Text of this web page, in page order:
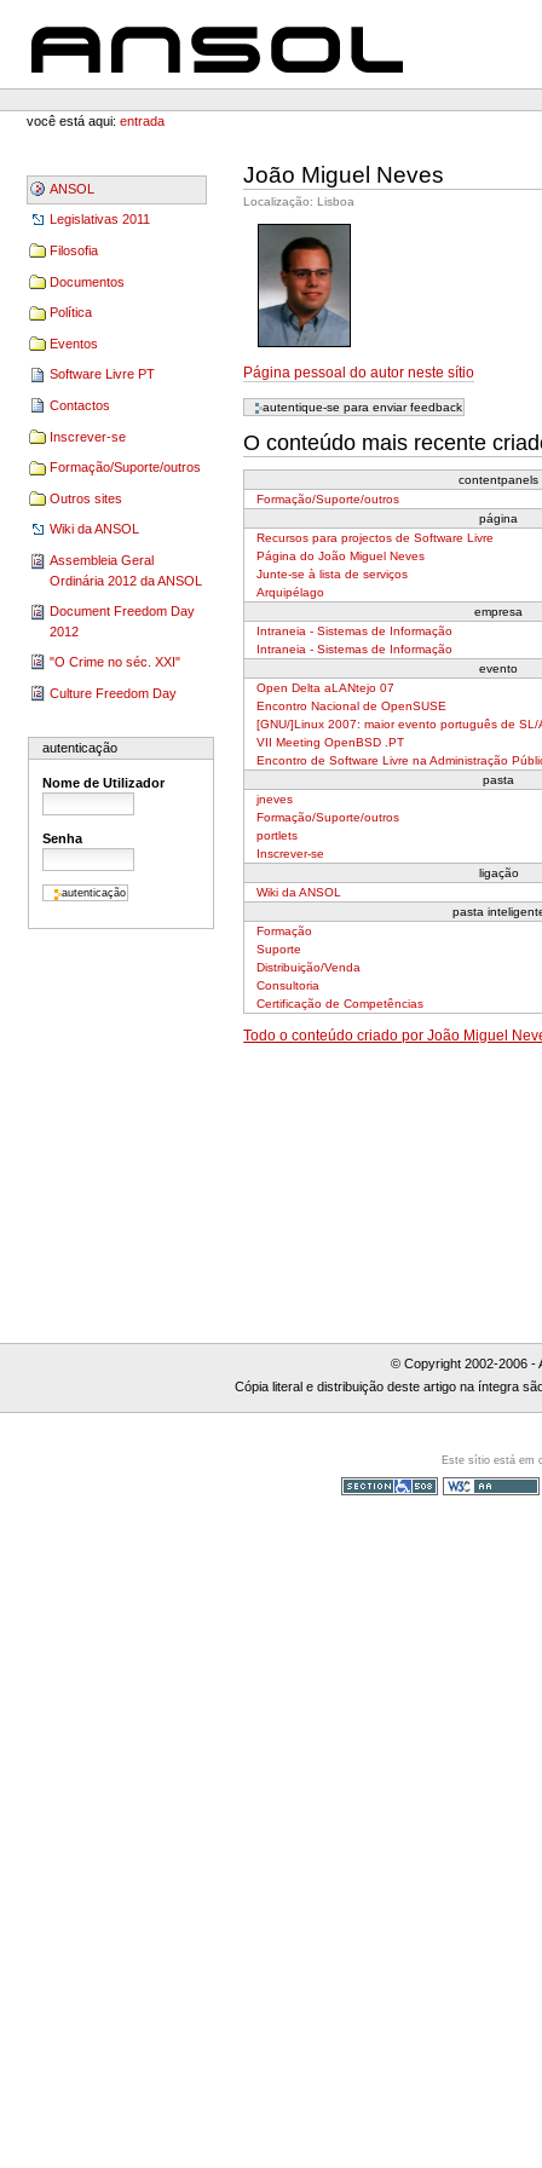
conteúdo.
navegação
ANSOL
Pessoais
você está aqui: entrada
ANSOL
Legislativas 2011
Filosofia
Documentos
Política
Eventos
Software Livre PT
Contactos
Inscrever-se
Formação/Suporte/outros
Outros sites
Wiki da ANSOL
Assembleia Geral
Ordinária 2012 da ANSOL
Document Freedom Day
2012
"O Crime no séc. XXI"
Culture Freedom Day
autenticação
Nome de Utilizador
Senha
João Miguel Neves
Localização: Lisboa
Página pessoal do autor neste sítio
O conteúdo mais recente
contentpanels
Formação/Suporte/outros
página
Recursos para projectos de Software Livre
Página do João Miguel Neves
Junte-se à lista de serviços
Arquipélago
empresa
Intraneia - Sistemas de Informação
Intraneia - Sistemas de Informação
evento
Open Delta aLANtejo 07
Encontro Nacional de OpenSUSE
[GNU/]Linux 2007: maior evento português de SL/
VII Meeting OpenBSD .PT
Encontro de Software Livre na Administração
pasta
jneves
Formação/Suporte/outros
portlets
Inscrever-se
ligação
Wiki da ANSOL
pasta
Formação
Suporte
Distribuição/Venda
Consultoria
Certificação de Competências
Todo o conteúdo criado por João Miguel
© Copyright 2002-2006 -
Cópia literal e distribuição deste artigo na íntegra
Este sítio está em